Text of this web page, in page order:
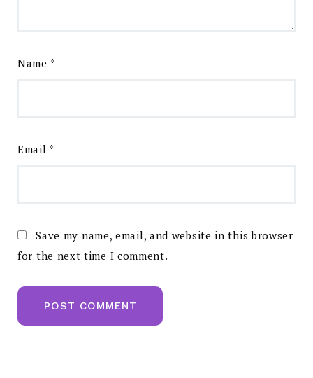
Name *
Email *
Save my name, email, and website in this browser
for the next time I comment.